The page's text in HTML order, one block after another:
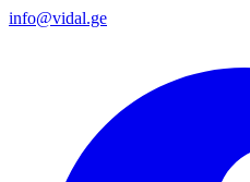
info@vidal.ge